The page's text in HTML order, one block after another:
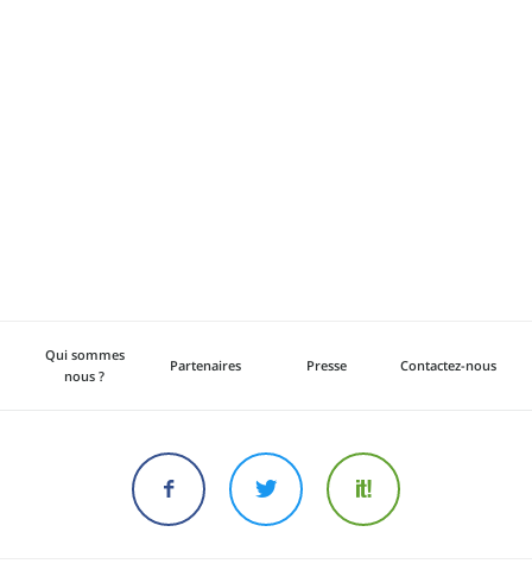
Qui sommes
nous ?
Partenaires Presse Contactez-nous